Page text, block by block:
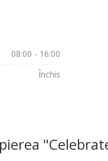
08:00 - 16:00
Închis